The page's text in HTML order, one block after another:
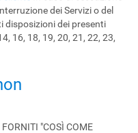
dei Servizi o del
disposizioni dei presenti
16, 18, 19, 20, 21, 22, 23,
"COSÌ COME